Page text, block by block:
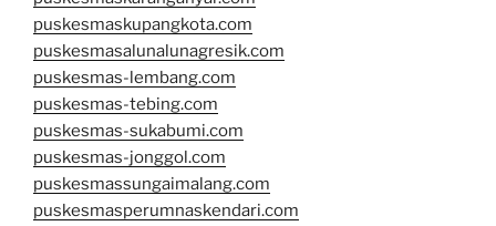
puskesmaskupangkota.com
puskesmasalunalunagresik.com
puskesmas-lembang.com
puskesmas-tebing.com
puskesmas-sukabumi.com
puskesmas-jonggol.com
puskesmassungaimalang.com
puskesmasperumnaskendari.com